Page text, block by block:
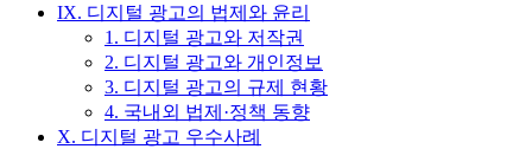
IX. 디지털 광고의 법제와 윤리
1. 디지털 광고와 저작권
2. 디지털 광고와 개인정보
3. 디지털 광고의 규제 현황
4. 국내외 법제·정책 동향
X. 디지털 광고 우수사례